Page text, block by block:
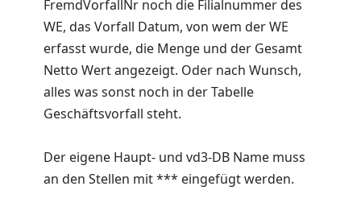
FremdVorfallNr noch die Filialnummer des
WE, das Vorfall Datum, von wem der WE
erfasst wurde, die Menge und der Gesamt
Netto Wert angezeigt. Oder nach Wunsch,
alles was sonst noch in der Tabelle
Geschäftsvorfall steht.
Der eigene Haupt- und vd3-DB Name muss
an den Stellen mit *** eingefügt werden.